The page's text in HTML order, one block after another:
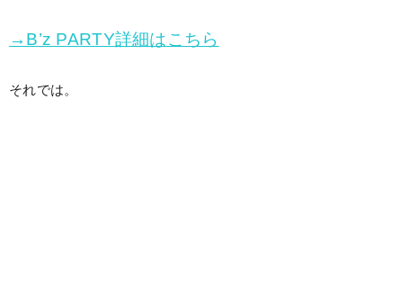
→B’z PARTY詳細はこちら
それでは。